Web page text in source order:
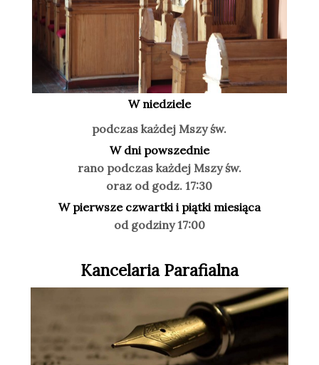
W niedziele
podczas każdej Mszy św.
W dni powszednie
rano podczas każdej Mszy św.
oraz od godz. 17:30
W pierwsze czwartki i piątki miesiąca
od godziny 17:00
Kancelaria Parafialna